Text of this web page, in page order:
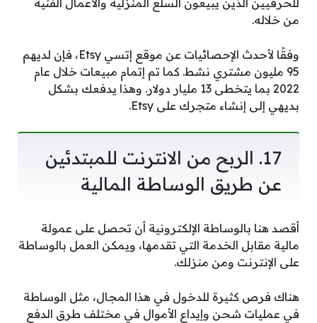
للحرفيين الذين يبيعون السلع المنزلية والأعمال الفنية
من خلاله.
وفقًا لأحدث الإحصائيات عن موقع إتسي Etsy، فإن لديهم
95 مليون مشتري نشط. كما تم إتمام مبيعات خلال عام
2022 بما يتخطى 13 مليار دولار. وهذا يدفعك بشكل
بديهي إلى إنشاء متجرك على Etsy.
17. الربح من الانترنت للمبتدئين
عن طريق الوساطة المالية
أقصد هنا بالوساطة الإلكترونية أن تحصل على عمولة
مالية مقابل الخدمة التي تقدمها، ويمكن العمل بالوساطة
على الإنترنت ومن منزلك.
هناك فرص كثيرة للدخول في هذا المجال، مثل الوساطة
في عمليات شحن وإيداع الأموال في مختلف طرق الدفع